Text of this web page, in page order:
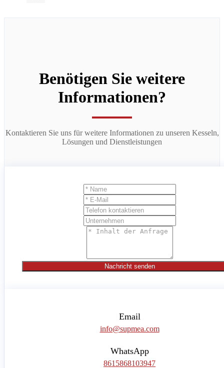
Benötigen Sie weitere
Informationen?
Kontaktieren Sie uns für weitere Informationen zu unseren Kesseln,
Lösungen und Dienstleistungen
Nachricht senden
Email
info@supmea.com
WhatsApp
8615868103947